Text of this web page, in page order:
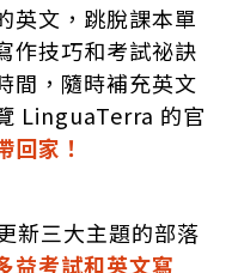
英文，跳脫課本單
作技巧和考試祕訣
間，隨時補充英文
LinguaTerra 的官
回家！
新三大主題的部落
益考試和英文寫